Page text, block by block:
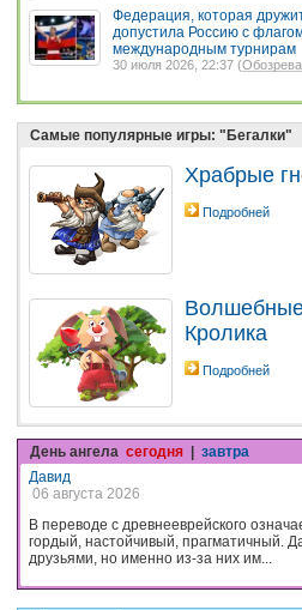
Федерация, которая
допустила Россию с
международным турнирам
30 июля 2026, 22:37 (
Самые популярные игры: "Бегалки"
Храбрые
Подробней
Кролика
Подробней
День ангела сегодня | завтра
Давид
06 августа 2026
В переводе с древнееврейского
гордый, настойчивый, прагматичный.
друзьями, но именно из-за них им...